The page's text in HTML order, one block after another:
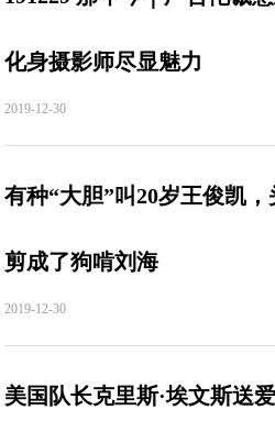
化身摄影师尽显魅力
2019-12-30
有种“大胆”叫20岁王俊凯
剪成了狗啃刘海
2019-12-30
美国队长克里斯·埃文斯送